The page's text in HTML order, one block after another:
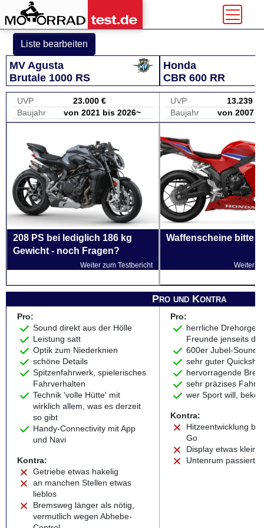
Liste bearbeiten
MV Agusta
Brutale 1000 RS
Honda
CBR 600 RR
UVP
23.000 €
Baujahr
von 2021 bis 2026~
UVP
13.239 €
Baujahr
von 2007
208 PS bei lediglich 186 kg
Gewicht - noch Fragen?
Weiter zum Testbericht
Waffenscheine bitte
Weiter
Pro und Kontra
Pro:
Sound direkt aus der Hölle
Leistung satt
Optik zum Niederknien
schöne Details
Spitzenfahrwerk, spielerisches
Fahrverhalten
Technik 'volle Hütte' mit
wirklich allem, was es derzeit
so gibt
Handy-Connectivity mit App
und Navi
Kontra:
Getriebe etwas hakelig
an manchen Stellen etwas
lieblos
Bremsweg länger als nötig,
vermutlich wegen Abhebe-
Pro:
herrliche Drehorgel
Freunde jenseits
600er Jubel-Sound
sehr guter
hervorragende
sehr präzises
wer Sport will,
Kontra:
Hitzeentwicklung
Go
Display etwas klein
Untenrum passiert -